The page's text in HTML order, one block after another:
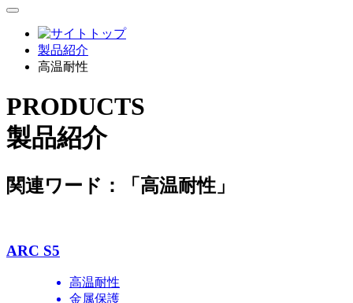
製品紹介
高温耐性
PRODUCTS
製品紹介
関連ワード：「高温耐性」
ARC S5
高温耐性
金属保護